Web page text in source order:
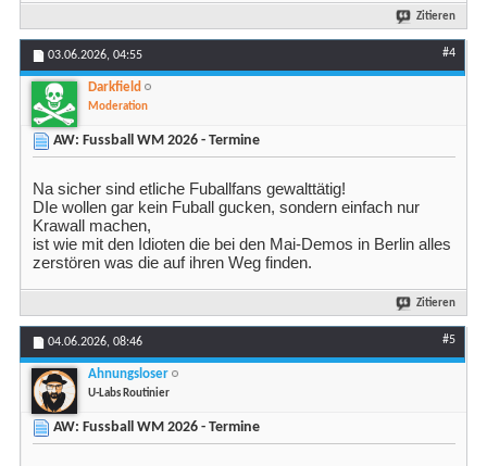
Zitieren
03.06.2026, 04:55 #4
Darkfield
Moderation
AW: Fussball WM 2026 - Termine
Na sicher sind etliche Fuballfans gewalttätig!
DIe wollen gar kein Fuball gucken, sondern einfach nur
Krawall machen,
ist wie mit den Idioten die bei den Mai-Demos in Berlin alles
zerstören was die auf ihren Weg finden.
Zitieren
04.06.2026, 08:46 #5
Ahnungsloser
U-Labs Routinier
AW: Fussball WM 2026 - Termine